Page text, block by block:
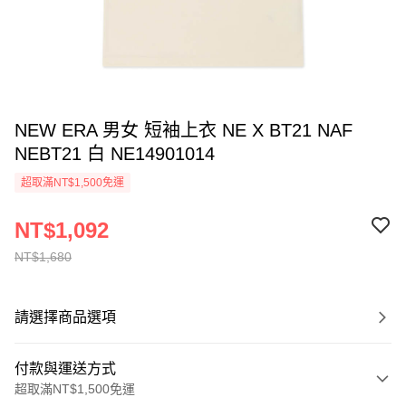
NEW ERA 男女 短袖上衣 NE X BT21 NAF
NEBT21 白 NE14901014
超取滿NT$1,500免運
NT$1,680
NT$1,092
請選擇商品選項
付款與運送方式
超取滿NT$1,500免運